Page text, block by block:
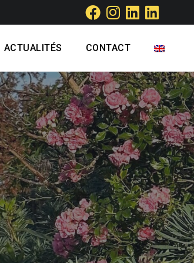
ACTUALITÉS CONTACT